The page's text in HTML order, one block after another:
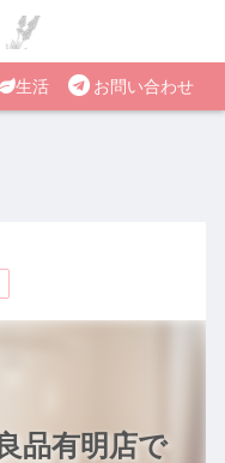
生活 お問い合わせ
品有明店で